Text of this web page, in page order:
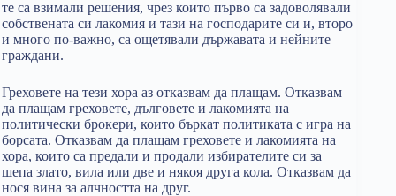
те са взимали решения, чрез които първо са задоволявали
собствената си лакомия и тази на господарите си и, второ
и много по-важно, са ощетявали държавата и нейните
граждани.
Греховете на тези хора аз отказвам да плащам. Отказвам
да плащам греховете, дълговете и лакомията на
политически брокери, които бъркат политиката с игра на
борсата. Отказвам да плащам греховете и лакомията на
хора, които са предали и продали избирателите си за
шепа злато, вила или две и някоя друга кола. Отказвам да
нося вина за алчността на друг.